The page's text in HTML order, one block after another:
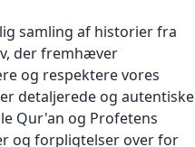
samling af historier fra
der fremhæver
og respektere vores
detaljerede og autentiske
Qur'an og Profetens
og forpligtelser over for